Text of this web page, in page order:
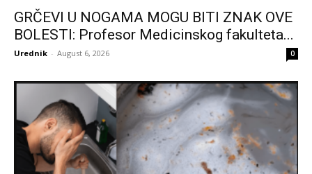
GRČEVI U NOGAMA MOGU BITI ZNAK OVE
BOLESTI: Profesor Medicinskog fakulteta...
Urednik - August 6, 2026 0